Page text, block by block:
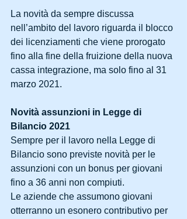
La novità da sempre discussa
nell’ambito del lavoro riguarda il blocco
dei licenziamenti che viene prorogato
fino alla fine della fruizione della nuova
cassa integrazione, ma solo fino al 31
marzo 2021.
Novità assunzioni in Legge di
Bilancio 2021
Sempre per il lavoro nella Legge di
Bilancio sono previste novità per le
assunzioni con un bonus per giovani
fino a 36 anni non compiuti.
Le aziende che assumono giovani
otterranno un esonero contributivo per